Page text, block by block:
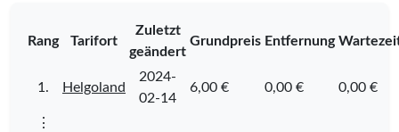
Rang Tarifort
Zuletzt
geändert
Grundpreis Entfernung
1. Helgoland
2024-
02-14
6,00 € 0,00 € 0,00 €
⋮